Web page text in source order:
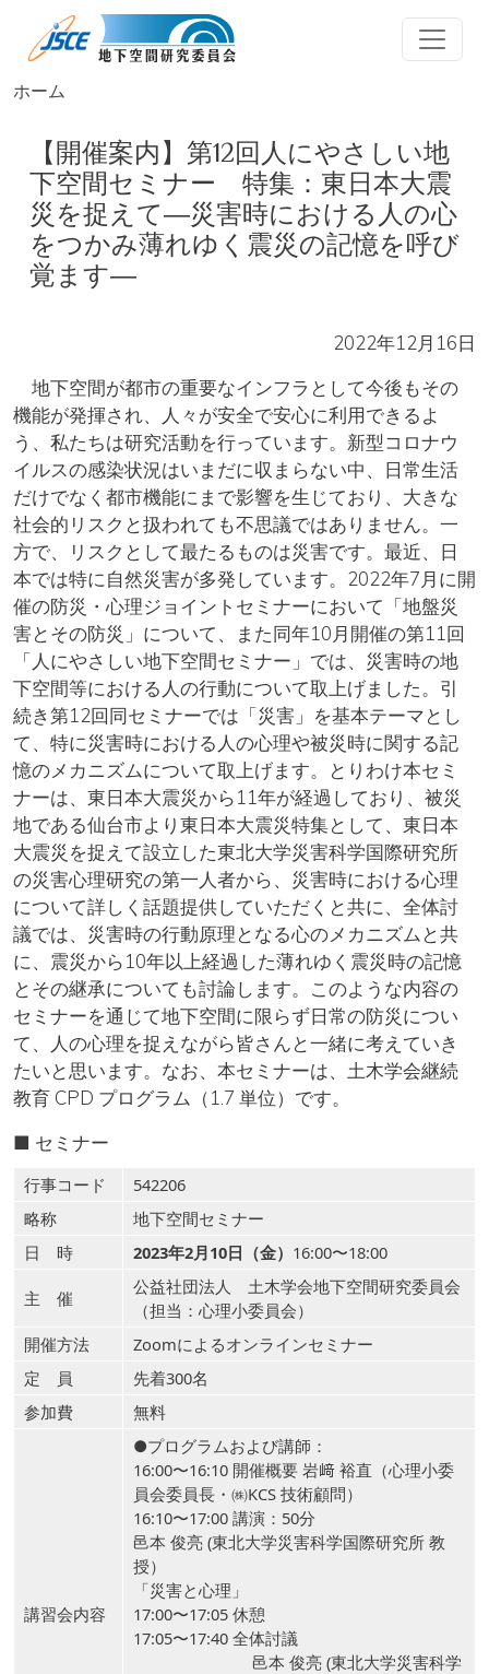
メインコンテンツに移動
ホーム
【開催案内】第12回人にやさしい地
下空間セミナー 特集：東日本大震
災を捉えて―災害時における人の心
をつかみ薄れゆく震災の記憶を呼び
覚ます―
2022年12月16日
地下空間が都市の重要なインフラとして今後もその
機能が発揮され、人々が安全で安心に利用できるよ
う、私たちは研究活動を行っています。新型コロナウ
イルスの感染状況はいまだに収まらない中、日常生活
だけでなく都市機能にまで影響を生じており、大きな
社会的リスクと扱われても不思議ではありません。一
方で、リスクとして最たるものは災害です。最近、日
本では特に自然災害が多発しています。2022年7月に開
催の防災・心理ジョイントセミナーにおいて「地盤災
害とその防災」について、また同年10月開催の第11回
「人にやさしい地下空間セミナー」では、災害時の地
下空間等における人の行動について取上げました。引
続き第12回同セミナーでは「災害」を基本テーマとし
て、特に災害時における人の心理や被災時に関する記
憶のメカニズムについて取上げます。とりわけ本セミ
ナーは、東日本大震災から11年が経過しており、被災
地である仙台市より東日本大震災特集として、東日本
大震災を捉えて設立した東北大学災害科学国際研究所
の災害心理研究の第一人者から、災害時における心理
について詳しく話題提供していただくと共に、全体討
議では、災害時の行動原理となる心のメカニズムと共
に、震災から10年以上経過した薄れゆく震災時の記憶
とその継承についても討論します。このような内容の
セミナーを通じて地下空間に限らず日常の防災につい
て、人の心理を捉えながら皆さんと一緒に考えていき
たいと思います。なお、本セミナーは、土木学会継続
教育 CPD プログラム（1.7 単位）です。
■ セミナー
行事コード
542206
略称
地下空間セミナー
日 時
2023年2月10日（金） 16:00〜18:00
主 催
公益社団法人 土木学会地下空間研究委員会
（担当：心理小委員会）
開催方法
Zoomによるオンラインセミナー
定 員
先着300名
参加費
無料
講習会内容
●プログラムおよび講師：
16:00〜16:10 開催概要 岩﨑 裕直（心理小委
員会委員長・㈱KCS 技術顧問）
16:10〜17:00 講演：50分
邑本 俊亮 (東北大学災害科学国際研究所 教
授）
「災害と心理」
17:00〜17:05 休憩
17:05〜17:40 全体討議
邑本 俊亮 (東北大学災害科学